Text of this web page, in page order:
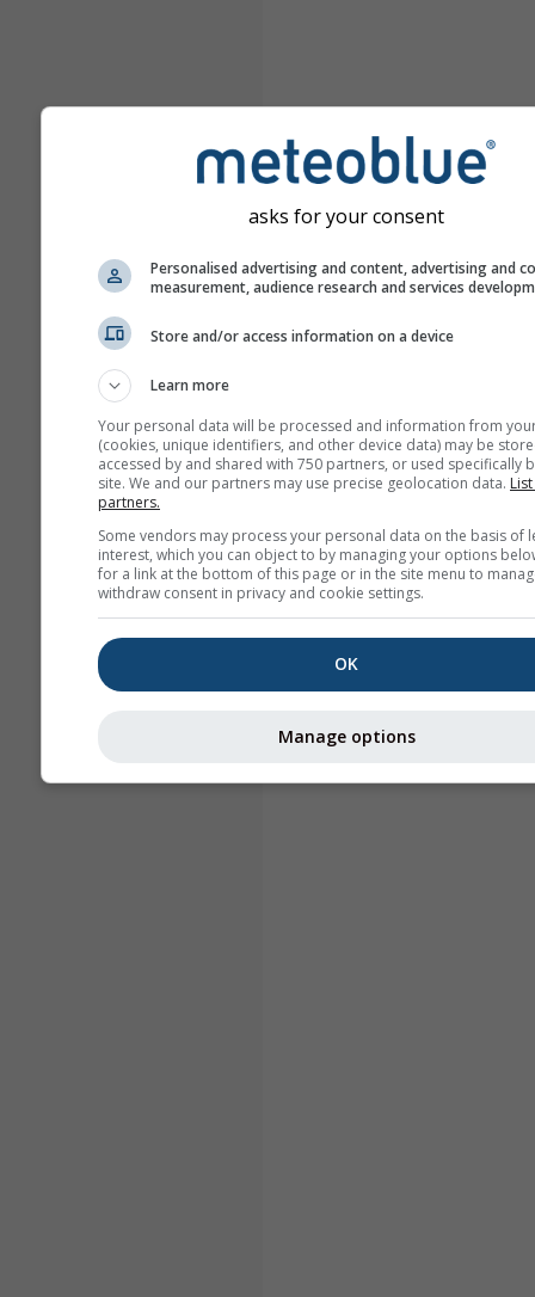
asks for your consent
Personalised advertising and content, advertising and
measurement, audience research and services
Store and/or access information on a device
Learn more
Your personal data will be processed and information from
(cookies, unique identifiers, and other device data) may be
accessed by and shared with 750 partners, or used specifically
site. We and our partners may use precise geolocation data.
partners.
Some vendors may process your personal data on the basis of
interest, which you can object to by managing your options
for a link at the bottom of this page or in the site menu to
withdraw consent in privacy and cookie settings.
OK
Manage options